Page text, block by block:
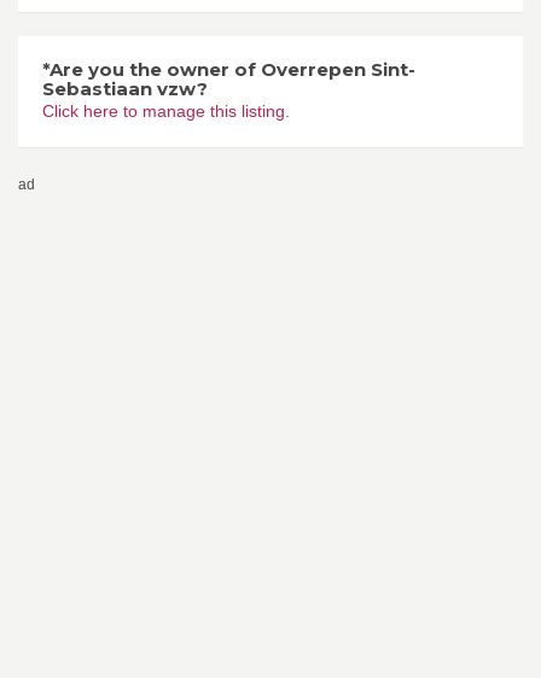
*Are you the owner of Overrepen Sint-
Sebastiaan vzw?
Click here to manage this listing.
ad